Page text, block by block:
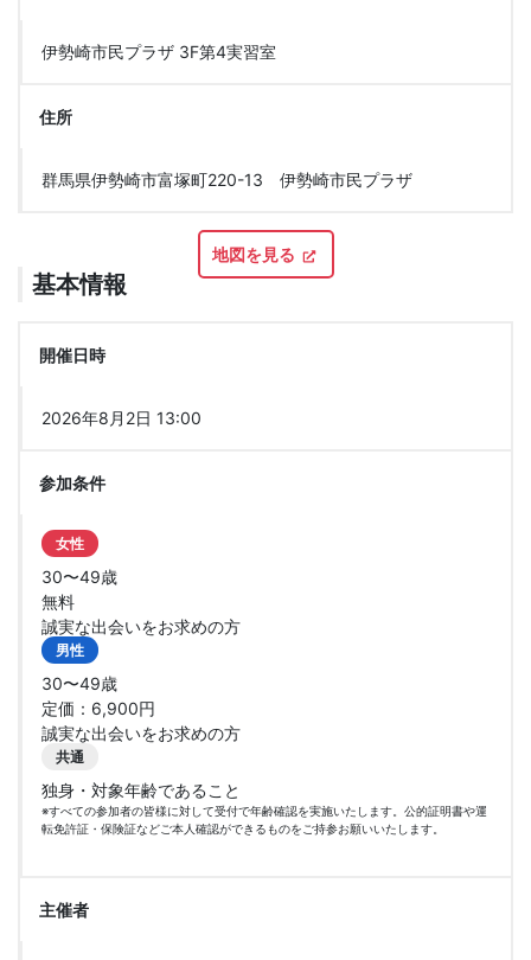
伊勢崎市民プラザ 3F第4実習室
住所
群馬県伊勢崎市富塚町220-13 伊勢崎市民プラザ
地図を見る
基本情報
開催日時
2026年8月2日 13:00
参加条件
女性
30〜49歳
無料
誠実な出会いをお求めの方
男性
30〜49歳
定価：6,900円
誠実な出会いをお求めの方
共通
独身・対象年齢であること
※すべての参加者の皆様に対して受付で年齢確認を実施いたします。公的証明書や運
転免許証・保険証などご本人確認ができるものをご持参お願いいたします。
主催者